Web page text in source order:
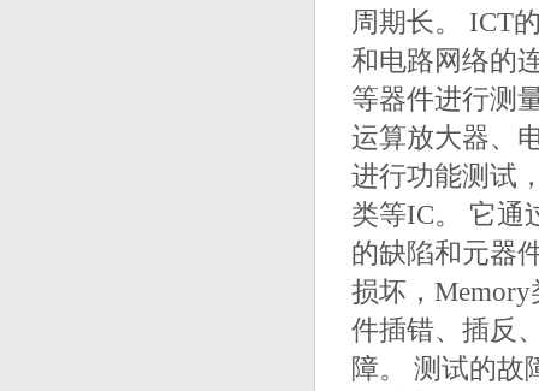
周期长。 ICT
和电路网络的
等器件进行测
运算放大器、
进行功能测试
类等IC。 它通
的缺陷和元器
损坏，
件插错、插反
障。 测试的故